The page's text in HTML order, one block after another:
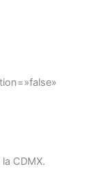
CDMX.